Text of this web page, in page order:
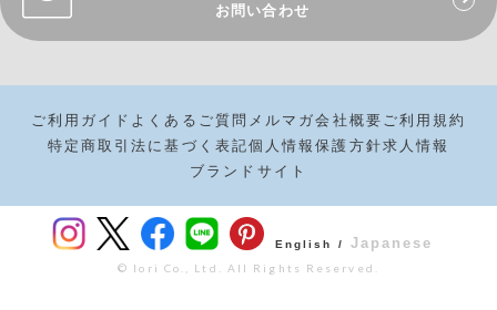
お問い合わせ
ご利用ガイド よくあるご質問 メルマガ会社概要 ご利用規約
特定商取引法に基づく表記個人情報保護方針求人情報
ブランドサイト
English / Japanese
© Iori Co., Ltd. All Rights Reserved.